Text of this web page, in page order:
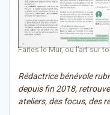
Faites le Mur, ou l’art sur
Rédactrice bénévole
depuis fin 2018,
ateliers, des focus, des